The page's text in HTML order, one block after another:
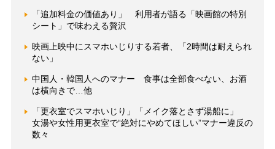
「追加料金の価値あり」 利用者が語る「映画館の特別
シート」で味わえる贅沢
映画上映中にスマホいじりする若者、「2時間は耐えられ
ない」
中国人・韓国人へのマナー 食事は全部食べない、お酒
は横向きで…他
「更衣室でスマホいじり」「メイク落とさず湯船に」
女湯や女性用更衣室で“絶対にやめてほしい”マナー違反の
数々